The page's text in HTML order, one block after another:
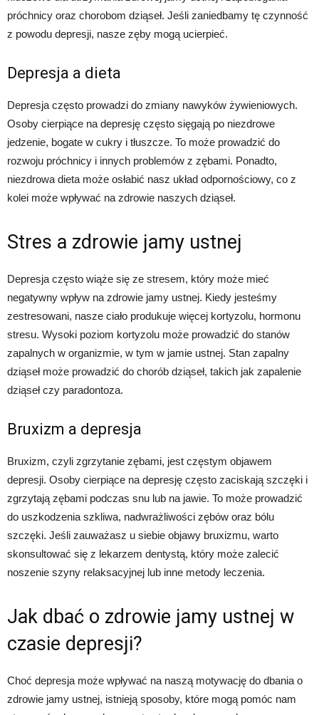
próchnicy oraz chorobom dziąseł. Jeśli zaniedbamy tę czynność
z powodu depresji, nasze zęby mogą ucierpieć.
Depresja a dieta
Depresja często prowadzi do zmiany nawyków żywieniowych.
Osoby cierpiące na depresję często sięgają po niezdrowe
jedzenie, bogate w cukry i tłuszcze. To może prowadzić do
rozwoju próchnicy i innych problemów z zębami. Ponadto,
niezdrowa dieta może osłabić nasz układ odpornościowy, co z
kolei może wpływać na zdrowie naszych dziąseł.
Stres a zdrowie jamy ustnej
Depresja często wiąże się ze stresem, który może mieć
negatywny wpływ na zdrowie jamy ustnej. Kiedy jesteśmy
zestresowani, nasze ciało produkuje więcej kortyzolu, hormonu
stresu. Wysoki poziom kortyzolu może prowadzić do stanów
zapalnych w organizmie, w tym w jamie ustnej. Stan zapalny
dziąseł może prowadzić do chorób dziąseł, takich jak zapalenie
dziąseł czy paradontoza.
Bruxizm a depresja
Bruxizm, czyli zgrzytanie zębami, jest częstym objawem
depresji. Osoby cierpiące na depresję często zaciskają szczęki i
zgrzytają zębami podczas snu lub na jawie. To może prowadzić
do uszkodzenia szkliwa, nadwrażliwości zębów oraz bólu
szczęki. Jeśli zauważasz u siebie objawy bruxizmu, warto
skonsultować się z lekarzem dentystą, który może zalecić
noszenie szyny relaksacyjnej lub inne metody leczenia.
Jak dbać o zdrowie jamy ustnej w
czasie depresji?
Choć depresja może wpływać na naszą motywację do dbania o
zdrowie jamy ustnej, istnieją sposoby, które mogą pomóc nam